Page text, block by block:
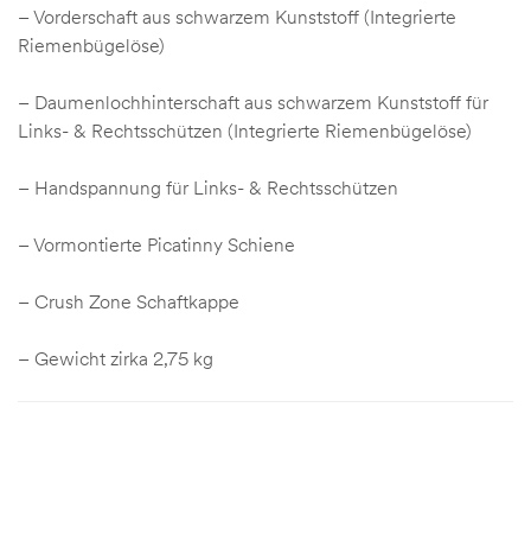
– Vorderschaft aus schwarzem Kunststoff (Integrierte
Riemenbügelöse)
– Daumenlochhinterschaft aus schwarzem Kunststoff für
Links- & Rechtsschützen (Integrierte Riemenbügelöse)
– Handspannung für Links- & Rechtsschützen
– Vormontierte Picatinny Schiene
– Crush Zone Schaftkappe
– Gewicht zirka 2,75 kg